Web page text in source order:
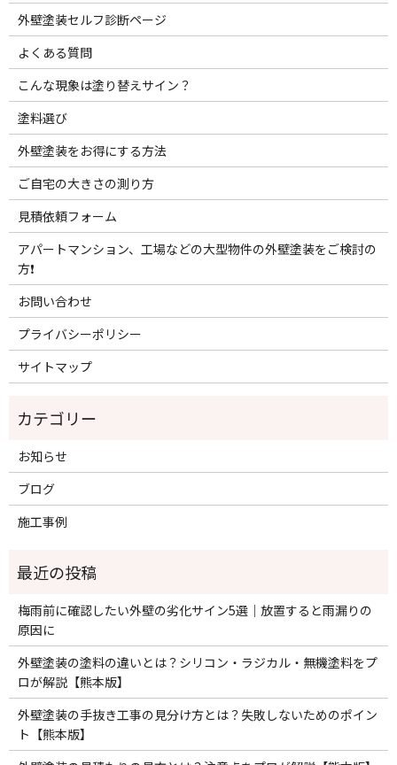
外壁塗装セルフ診断ページ
よくある質問
こんな現象は塗り替えサイン？
塗料選び
外壁塗装をお得にする方法
ご自宅の大きさの測り方
見積依頼フォーム
アパートマンション、工場などの大型物件の外壁塗装をご検討の
方❗️
お問い合わせ
プライバシーポリシー
サイトマップ
お知らせ
ブログ
施工事例
梅雨前に確認したい外壁の劣化サイン5選｜放置すると雨漏りの
原因に
外壁塗装の塗料の違いとは？シリコン・ラジカル・無機塗料をプ
ロが解説【熊本版】
外壁塗装の手抜き工事の見分け方とは？失敗しないためのポイン
ト【熊本版】